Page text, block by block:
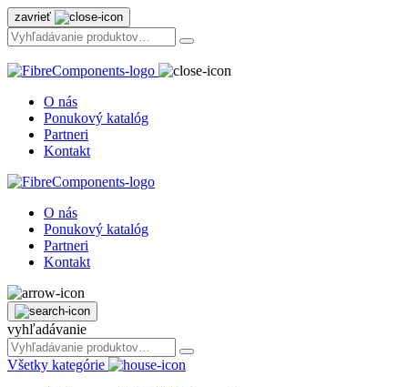
zavrieť
O nás
Ponukový katalóg
Partneri
Kontakt
O nás
Ponukový katalóg
Partneri
Kontakt
vyhľadávanie
Všetky kategórie